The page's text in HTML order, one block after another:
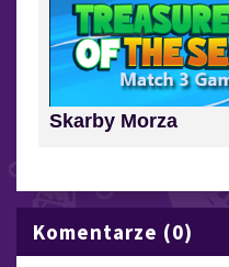
Skarby Morza
Komentarze (0)